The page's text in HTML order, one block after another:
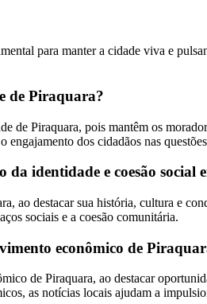
para manter a cidade viva e
de Piraquara?
de Piraquara, pois mantêm os
dos cidadãos nas
identidade e coesão social
ao destacar sua história, cultura e
sociais e a coesão comunitária.
econômico de
de Piraquara, ao destacar
as notícias locais ajudam a